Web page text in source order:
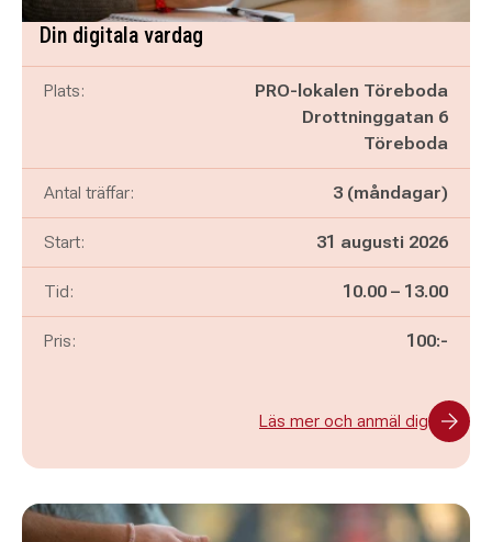
Din digitala vardag
Plats:
PRO-lokalen Töreboda
Drottninggatan 6
Töreboda
Antal träffar: 3 (måndagar)
Start: 31 augusti 2026
Tid: Pågår mellan
10.00 – och
13.00
Pris: 100:-
Läs mer och anmäl dig